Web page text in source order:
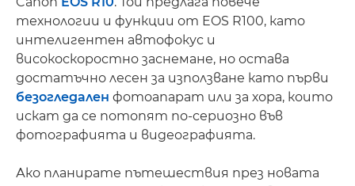
технологии и функции от EOS R100, като
интелигентен автофокус и
високоскоростно заснемане, но остава
достатъчно лесен за използване като първи
безогледален фотоапарат или за хора, които
искат да се потопят по-сериозно във
фотографията и видеографията.
Ако планирате пътешествия през новата